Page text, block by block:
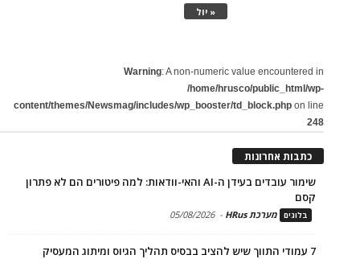
« יול
Warning: A non-numeric value encountered in
/home/hrusco/public_html/wp-
content/themes/Newsmag/includes/wp_booster/td_block.php on line
248
כתבות אחרונות
שימור עובדים בעידן ה-AI והאי-וודאות: למה פיטורים הם לא פתרון
קסם
בלוגים מערכת HRus -
05/08/2026
7 עמודי התווך שיש להציב בבסיס תהליך הגיוס ומיתוג המעסיק